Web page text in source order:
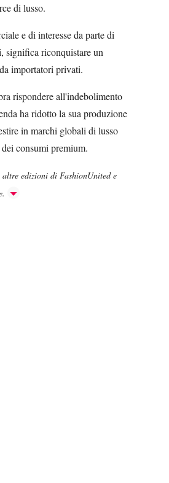
di lusso.
e di interesse da parte di
significa riconquistare un
importatori privati.
rispondere all'indebolimento
ha ridotto la sua produzione
in marchi globali di lusso
consumi premium.
edizioni di FashionUnited e